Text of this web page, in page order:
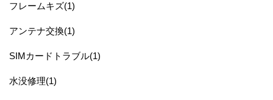
フレームキズ(1)
アンテナ交換(1)
SIMカードトラブル(1)
水没修理(1)